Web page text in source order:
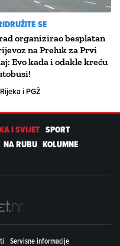
SE
organizirao besplatan
na Preluk za Prvi
Evo kada i odakle kreću
Rijeka i PGŽ
I SVIJET SPORT
NA RUBU KOLUMNE
Servisne informacije